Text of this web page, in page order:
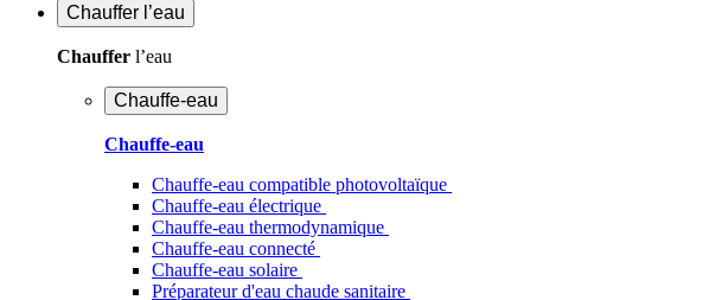
Chauffer l’eau
Chauffer l’eau
Chauffe-eau
Chauffe-eau
Chauffe-eau compatible photovoltaïque
Chauffe-eau électrique
Chauffe-eau thermodynamique
Chauffe-eau connecté
Chauffe-eau solaire
Préparateur d'eau chaude sanitaire